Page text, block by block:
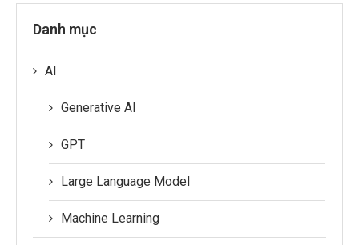
Danh mục
AI
Generative AI
GPT
Large Language Model
Machine Learning